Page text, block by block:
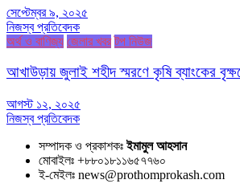
সেপ্টেম্বর ৯, ২০২৫
নিজস্ব প্রতিবেদক
অর্থ ও বাণিজ্য জেলার খবর টপ নিউজ
আখাউড়ায় জুলাই শহীদ স্মরণে কৃষি ব্যাংকের
আগস্ট ১২, ২০২৫
নিজস্ব প্রতিবেদক
সম্পাদক ও প্রকাশকঃইমামুল আহসান
মোবাইলঃ +৮৮০১৮১১৬৫৭৭৬০
ই-মেইলঃ news@prothomprokash.com